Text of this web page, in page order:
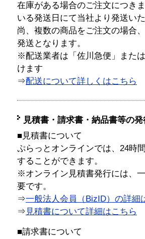
在庫がある場合のご注文につき
いる発送日にて当社より発送い
尚、複数の商品をご注文の場合
発送となります。
※配送業者は「佐川急便」また
けます
⇒配送について詳しくはこちら
見積書・請求書・納品書等の
■見積書について
ぷらっとオンラインでは、24時
することができます。
※オンライン見積書発行には、
要です。
⇒一般法人会員（BizID）の詳細
⇒ 見積書について詳細はこちら
■請求書について